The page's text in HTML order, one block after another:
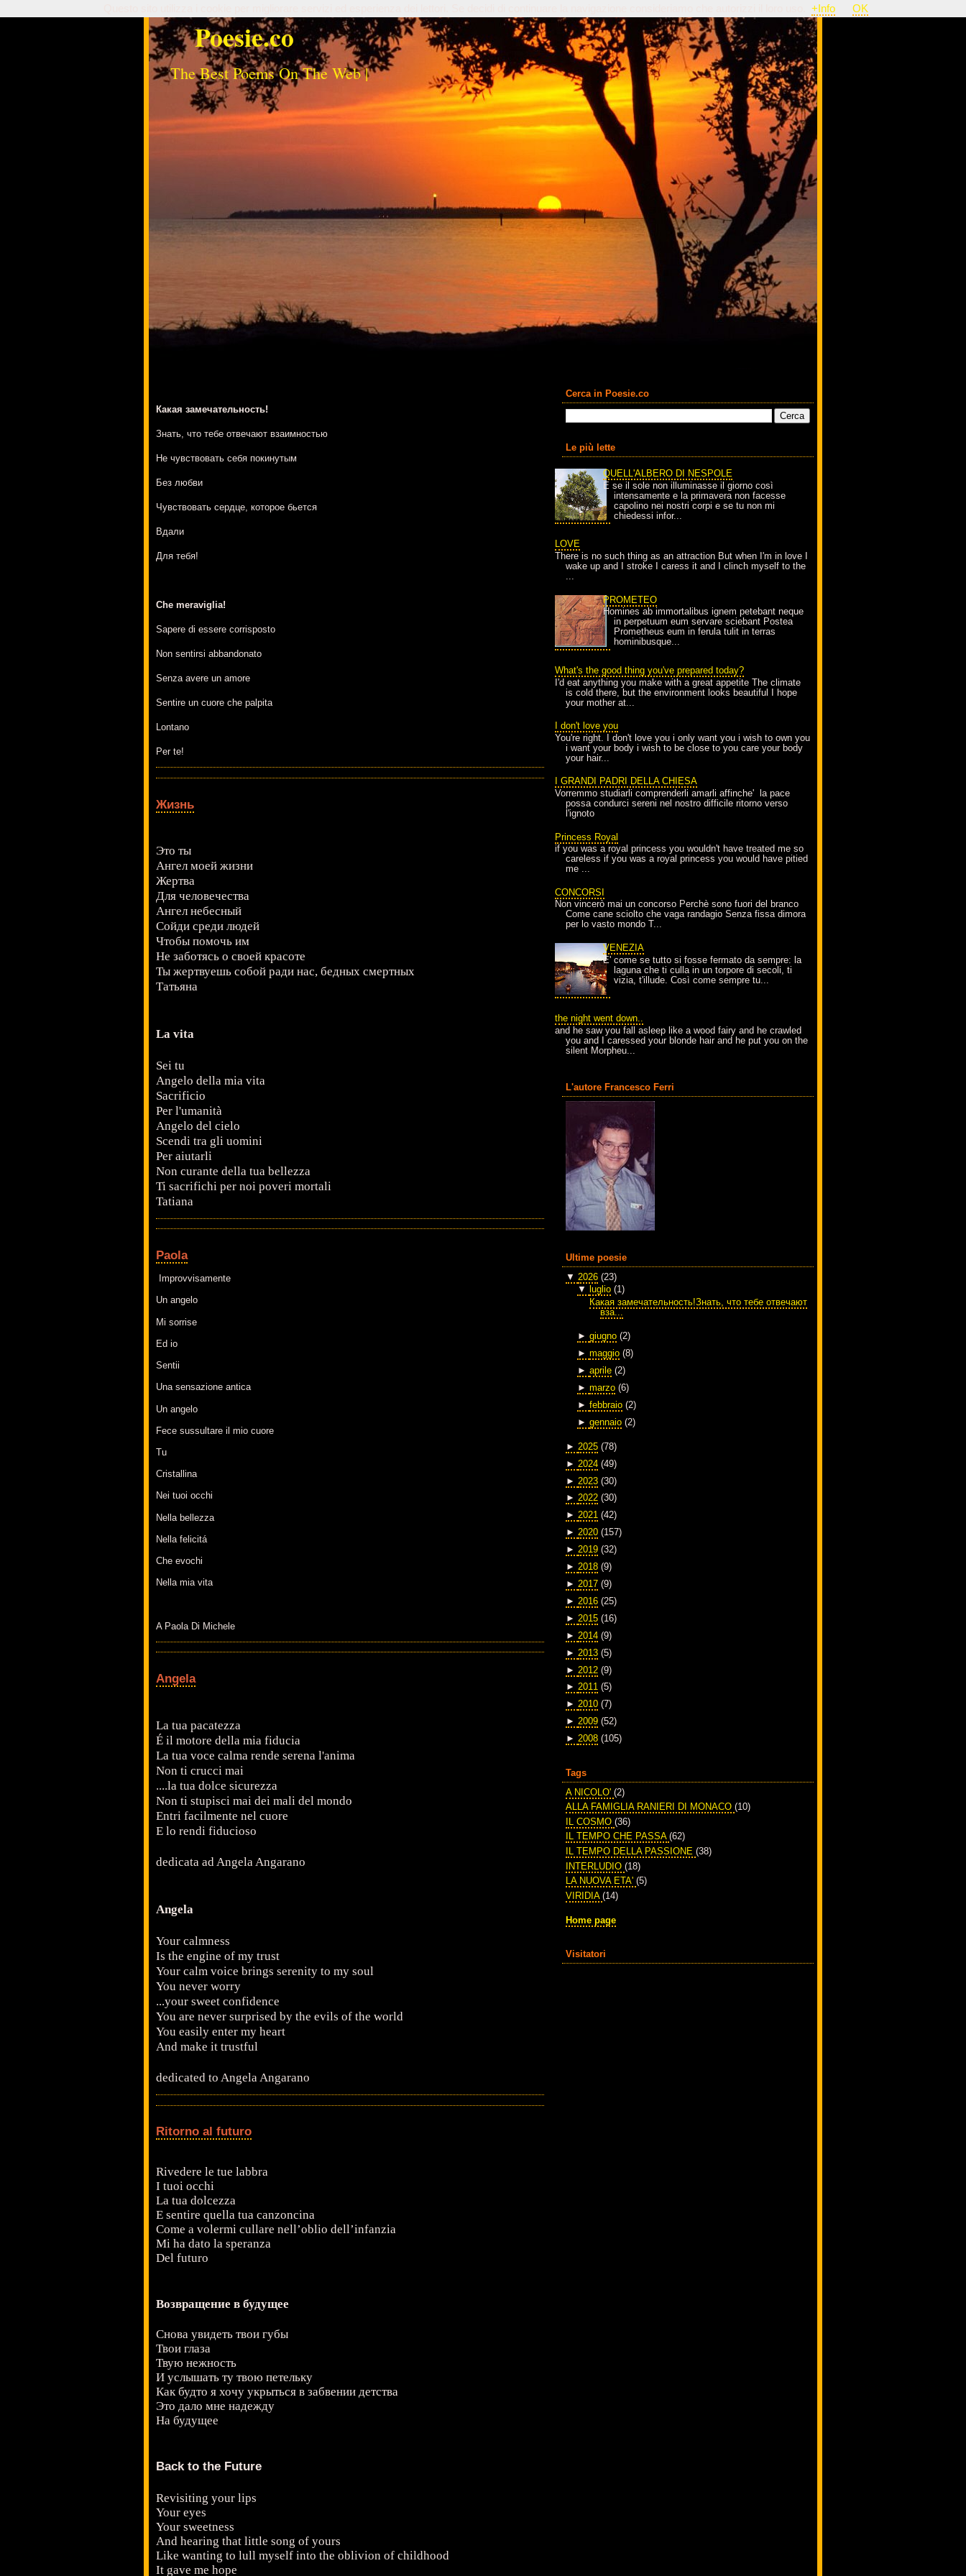
Poesie.co
The Best Poems On The Web |
Какая замечательность!
Знать, что тебе отвечают взаимностью
Не чувствовать себя покинутым
Без любви
Чувствовать сердце, которое бьется
Вдали
Для тебя!
Che meraviglia!
Sapere di essere corrisposto
Non sentirsi abbandonato
Senza avere un amore
Sentire un cuore che palpita
Lontano
Per te!
Жизнь
Это ты
Ангел моей жизни
Жертва
Для человечества
Ангел небесный
Сойди среди людей
Чтобы помочь им
Не заботясь о своей красоте
Ты жертвуешь собой ради нас, бедных смертных
Татьяна
La vita
Sei tu
Angelo della mia vita
Sacrificio
Per l'umanità
Angelo del cielo
Scendi tra gli uomini
Per aiutarli
Non curante della tua bellezza
Ti sacrifichi per noi poveri mortali
Tatiana
Paola
Improvvisamente
Un angelo
Mi sorrise
Ed io
Sentii
Una sensazione antica
Un angelo
Fece sussultare il mio cuore
Tu
Cristallina
Nei tuoi occhi
Nella bellezza
Nella felicitá
Che evochi
Nella mia vita
A Paola Di Michele
Angela
La tua pacatezza
É il motore della mia fiducia
La tua voce calma rende serena l'anima
Non ti crucci mai
....la tua dolce sicurezza
Non ti stupisci mai dei mali del mondo
Entri facilmente nel cuore
E lo rendi fiducioso
dedicata ad Angela Angarano
Angela
Your calmness
Is the engine of my trust
Your calm voice brings serenity to my soul
You never worry
...your sweet confidence
You are never surprised by the evils of the world
You easily enter my heart
And make it trustful
dedicated to Angela Angarano
Ritorno al futuro
Rivedere le tue labbra
I tuoi occhi
La tua dolcezza
E sentire quella tua canzoncina
Come a volermi cullare nell’oblio dell’infanzia
Mi ha dato la speranza
Del futuro
Возвращение в будущее
Снова увидеть твои губы
Твои глаза
Твую нежность
И услышать ту твою петельку
Как будто я хочу укрыться в забвении детства
Это дало мне надежду
На будущее
Back to the Future
Revisiting your lips
Your eyes
Your sweetness
And hearing that little song of yours
Like wanting to lull myself into the oblivion of childhood
It gave me hope
Cerca in Poesie.co
Le più lette
QUELL'ALBERO DI NESPOLE
E se il sole non illuminasse il giorno così
intensamente e la primavera non facesse
capolino nei nostri corpi e se tu non mi
chiedessi infor...
LOVE
There is no such thing as an attraction But when I'm in love I
wake up and I stroke I caress it and I clinch myself to the
...
PROMETEO
Homines ab immortalibus ignem petebant neque
in perpetuum eum servare sciebant Postea
Prometheus eum in ferula tulit in terras
hominibusque...
What's the good thing you've prepared today?
I'd eat anything you make with a great appetite The climate
is cold there, but the environment looks beautiful I hope
your mother at...
I don't love you
You're right. I don't love you i only want you i wish to own you
i want your body i wish to be close to you care your body
your hair...
I GRANDI PADRI DELLA CHIESA
Vorremmo studiarli comprenderli amarli affinche' la pace
possa condurci sereni nel nostro difficile ritorno verso
l'ignoto
Princess Royal
if you was a royal princess you wouldn't have treated me so
careless if you was a royal princess you would have pitied
me ...
CONCORSI
Non vincerò mai un concorso Perchè sono fuori del branco
Come cane sciolto che vaga randagio Senza fissa dimora
per lo vasto mondo T...
VENEZIA
E' come se tutto si fosse fermato da sempre: la
laguna che ti culla in un torpore di secoli, ti
vizia, t'illude. Così come sempre tu...
the night went down..
and he saw you fall asleep like a wood fairy and he crawled
you and I caressed your blonde hair and he put you on the
silent Morpheu...
L'autore Francesco Ferri
Ultime poesie
▼ 2026 (23)
▼
luglio (1)
Какая замечательность!Знать, что тебе отвечают
вза...
► giugno (2)
► maggio (8)
► aprile (2)
► marzo (6)
► febbraio (2)
► gennaio (2)
► 2025 (78)
► 2024 (49)
► 2023 (30)
► 2022 (30)
► 2021 (42)
► 2020 (157)
► 2019 (32)
► 2018 (9)
► 2017 (9)
► 2016 (25)
► 2015 (16)
► 2014 (9)
► 2013 (5)
► 2012 (9)
► 2011 (5)
► 2010 (7)
► 2009 (52)
► 2008 (105)
Tags
A NICOLO' (2)
ALLA FAMIGLIA RANIERI DI MONACO (10)
IL COSMO (36)
IL TEMPO CHE PASSA (62)
IL TEMPO DELLA PASSIONE (38)
INTERLUDIO (18)
LA NUOVA ETA' (5)
VIRIDIA (14)
Home page
Visitatori
+Info OK